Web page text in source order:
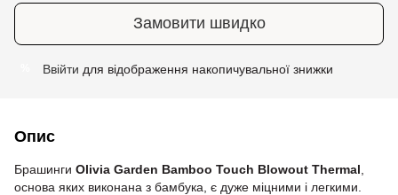
Замовити швидко
Ввійти для відображення накопичувальної знижки
Опис
Брашинги Olivia Garden Bamboo Touch Blowout Thermal
основа яких виконана з бамбука, є дуже міцними і легкими.